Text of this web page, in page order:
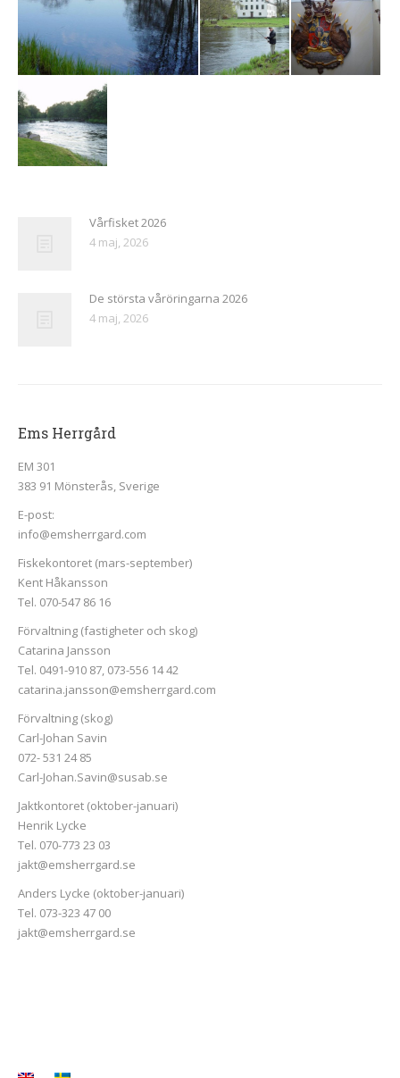
Vårfisket 2026
4 maj, 2026
De största våröringarna 2026
4 maj, 2026
Ems Herrgård
EM 301
383 91 Mönsterås, Sverige
E-post:
info@emsherrgard.com
Fiskekontoret (mars-september)
Kent Håkansson
Tel. 070-547 86 16
Förvaltning (fastigheter och skog)
Catarina Jansson
Tel. 0491-910 87, 073-556 14 42
catarina.jansson@emsherrgard.com
Förvaltning (skog)
Carl-Johan Savin
072- 531 24 85
Carl-Johan.Savin@susab.se
Jaktkontoret (oktober-januari)
Henrik Lycke
Tel. 070-773 23 03
jakt@emsherrgard.se
Anders Lycke (oktober-januari)
Tel. 073-323 47 00
jakt@emsherrgard.se